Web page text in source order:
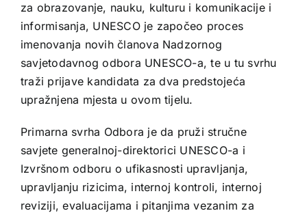
za obrazovanje, nauku, kulturu i komunikacije i
informisanja, UNESCO je započeo proces
imenovanja novih članova Nadzornog
savjetodavnog odbora UNESCO-a, te u tu svrhu
traži prijave kandidata za dva predstojeća
upražnjena mjesta u ovom tijelu.
Primarna svrha Odbora je da pruži stručne
savjete generalnoj-direktorici UNESCO-a i
Izvršnom odboru o ufikasnosti upravljanja,
upravljanju rizicima, internoj kontroli, internoj
reviziji, evaluacijama i pitanjima vezanim za